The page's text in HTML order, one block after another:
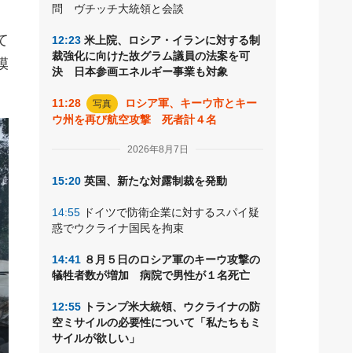
問 ヴチッチ大統領と会談
12:23 米上院、ロシア・イランに対する制
裁強化に向けた故グラム議員の法案を可
決 日本参画エネルギー事業も対象
11:28 写真
ロシア軍、キーウ市とキー
ウ州を再び航空攻撃 死者計４名
2026年8月7日
15:20 英国、新たな対露制裁を発動
14:55 ドイツで防衛企業に対するスパイ疑
惑でウクライナ国民を拘束
14:41 ８月５日のロシア軍のキーウ攻撃の
犠牲者数が増加 病院で男性が１名死亡
12:55 トランプ米大統領、ウクライナの防
空ミサイルの必要性について「私たちもミ
サイルが欲しい」